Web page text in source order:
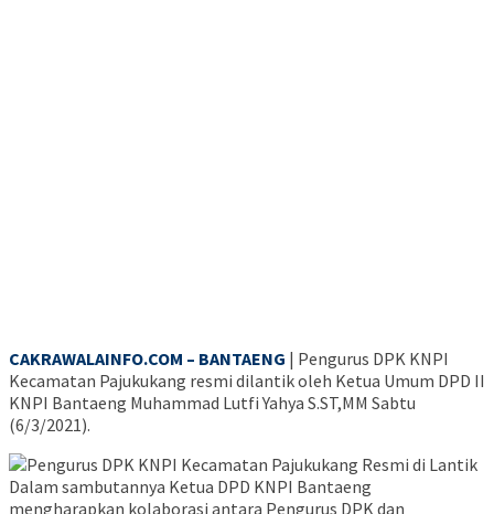
CAKRAWALAINFO.COM – BANTAENG | Pengurus DPK KNPI
Kecamatan Pajukukang resmi dilantik oleh Ketua Umum DPD II
KNPI Bantaeng Muhammad Lutfi Yahya S.ST,MM Sabtu
(6/3/2021).
Dalam sambutannya Ketua DPD KNPI Bantaeng
mengharapkan kolaborasi antara Pengurus DPK dan